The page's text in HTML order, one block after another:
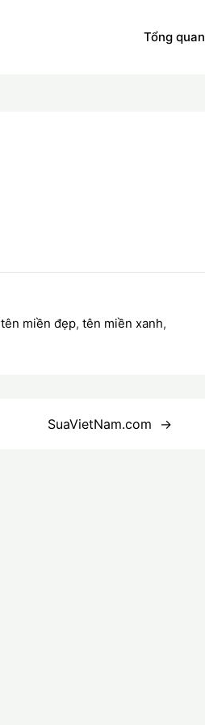
Tổng quan
tên miền đẹp, tên miền xanh,
SuaVietNam.com